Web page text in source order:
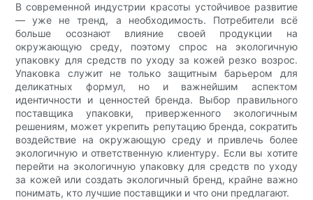
В современной индустрии красоты устойчивое развитие
— уже не тренд, а необходимость. Потребители всё
больше осознают влияние своей продукции на
окружающую среду, поэтому спрос на экологичную
упаковку для средств по уходу за кожей резко возрос.
Упаковка служит не только защитным барьером для
деликатных формул, но и важнейшим аспектом
идентичности и ценностей бренда. Выбор правильного
поставщика упаковки, приверженного экологичным
решениям, может укрепить репутацию бренда, сократить
воздействие на окружающую среду и привлечь более
экологичную и ответственную клиентуру. Если вы хотите
перейти на экологичную упаковку для средств по уходу
за кожей или создать экологичный бренд, крайне важно
понимать, кто лучшие поставщики и что они предлагают.